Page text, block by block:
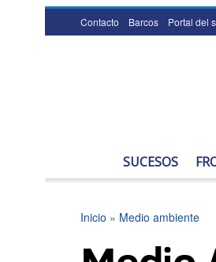
Contacto Barcos Portal del
SUCESOS
Inicio » Medio ambiente